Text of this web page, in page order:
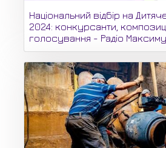
Національний відбір на
2024: конкурсанти,
голосування - Радіо